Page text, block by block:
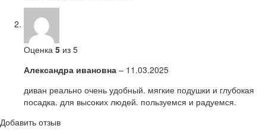
Оценка 5 из 5
Александра ивановна – 11.03.2025
диван реально очень удобный. мягкие подушки и глубокая
посадка. для высоких людей. пользуемся и радуемся.
Добавить отзыв